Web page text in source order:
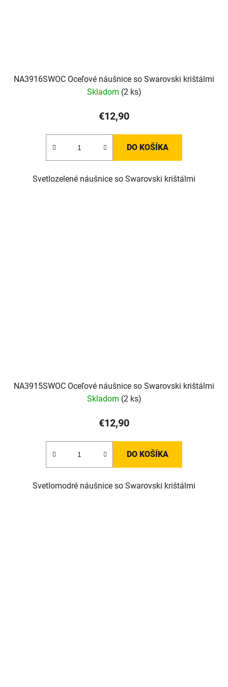
NA3916SWOC Oceľové náušnice so Swarovski krištálmi
Skladom (2 ks)
€12,90
DO KOŠÍKA
Svetlozelené náušnice so Swarovski krištálmi
NA3915SWOC Oceľové náušnice so Swarovski krištálmi
Skladom (2 ks)
€12,90
DO KOŠÍKA
Svetlomodré náušnice so Swarovski krištálmi